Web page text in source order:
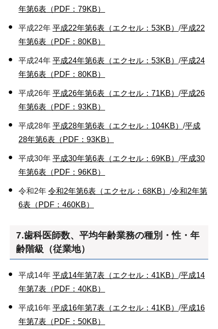
年第6表（PDF：79KB）
平成22年 平成22年第6表（エクセル：53KB） /平成22
年第6表（PDF：80KB）
平成24年 平成24年第6表（エクセル：53KB） /平成24
年第6表（PDF：80KB）
平成26年 平成26年第6表（エクセル：71KB） /平成26
年第6表（PDF：93KB）
平成28年 平成28年第6表（エクセル：104KB） /平成
28年第6表（PDF：93KB）
平成30年 平成30年第6表（エクセル：69KB） /平成30
年第6表（PDF：96KB）
令和2年 令和2年第6表（エクセル：68KB） /令和2年第
6表（PDF：460KB）
7.歯科医師数、平均年齢業務の種別・性・年
齢階級（従業地）
平成14年 平成14年第7表（エクセル：41KB） /平成14
年第7表（PDF：40KB）
平成16年 平成16年第7表（エクセル：41KB） /平成16
年第7表（PDF：50KB）